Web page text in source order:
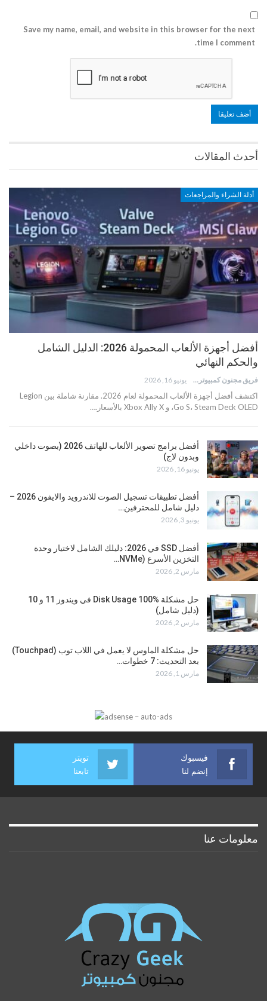
Save my name, email, and website in this browser for the next
time I comment.
أحدث المقالات
أدلة الشراء والمراجعات
أفضل أجهزة الألعاب المحمولة 2026: الدليل الشامل
والحكم النهائي
فريق مجنون كمبيوتر يونيو 16, 2026
اكتشف أفضل أجهزة الألعاب المحمولة لعام 2026. مقارنة شاملة بين Legion
Go S، Steam Deck OLED، و Xbox Ally X بالأسعار.…
أفضل برامج تصوير الألعاب للهاتف 2026 (بصوت داخلي
وبدون لاج)
يونيو 16, 2026
أفضل تطبيقات تسجيل الصوت للاندرويد والايفون 2026 –
دليل شامل للمحترفين…
يونيو 3, 2026
أفضل SSD في 2026: دليلك الشامل لاختيار وحدة
التخزين الأسرع (NVMe…
مارس 2, 2026
حل مشكلة Disk Usage 100% في ويندوز 11 و 10
(دليل شامل)
مارس 2, 2026
حل مشكلة الماوس لا يعمل في اللاب توب (Touchpad)
بعد التحديث: 7 خطوات…
مارس 1, 2026
فيسبوك
إنضم لنا
تويتر
تابعنا
معلومات عنا